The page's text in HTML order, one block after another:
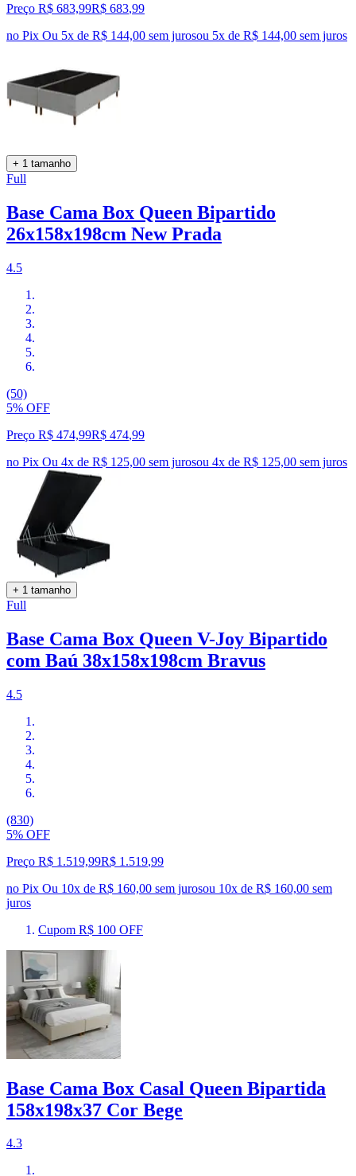
Preço R$ 683,99R$ 683,99
no Pix Ou 5x de R$ 144,00 sem jurosou 5x de R$ 144,00 sem juros
+ 1 tamanho
Full
Base Cama Box Queen Bipartido
26x158x198cm New Prada
4.5
(50)
5% OFF
Preço R$ 474,99R$ 474,99
no Pix Ou 4x de R$ 125,00 sem jurosou 4x de R$ 125,00 sem juros
+ 1 tamanho
Full
Base Cama Box Queen V-Joy Bipartido
com Baú 38x158x198cm Bravus
4.5
(830)
5% OFF
Preço R$ 1.519,99R$ 1.519,99
no Pix Ou 10x de R$ 160,00 sem jurosou 10x de R$ 160,00 sem
juros
Cupom R$ 100 OFF
Base Cama Box Casal Queen Bipartida
158x198x37 Cor Bege
4.3